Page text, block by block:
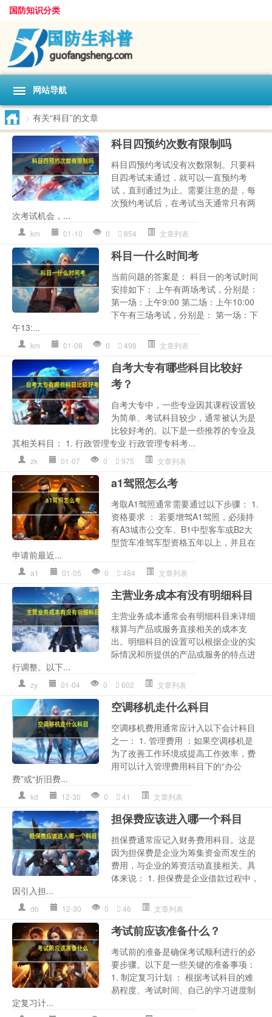
国防知识分类
网站导航
> 有关“科目”的文章
科目四预约次数有限制吗
科目四预约考试没有次数限制。只要科
目四考试未通过，就可以一直预约考
试，直到通过为止。需要注意的是，每
次预约考试后，在考试当天通常只有两
次考试机会，...
km 01-10 0 854 文章列表
科目一什么时间考
当前问题的答案是： 科目一的考试时间
安排如下： 上午有两场考试，分别是：
第一场：上午9:00 第二场：上午10:00
下午有三场考试，分别是： 第一场：下
午13:...
km 01-08 0 498 文章列表
自考大专有哪些科目比较好
考？
自考大专中，一些专业因其课程设置较
为简单、考试科目较少，通常被认为是
比较好考的。以下是一些推荐的专业及
其相关科目： 1. 行政管理专业 行政管理专科考...
zk 01-07 0 975 文章列表
a1驾照怎么考
考取A1驾照通常需要通过以下步骤： 1.
资格要求 ： 若要增驾A1驾照，必须持
有A3城市公交车、B1中型客车或B2大
型货车准驾车型资格五年以上，并且在
申请前最近...
a1 01-05 0 484 文章列表
主营业务成本有没有明细科目
主营业务成本通常会有明细科目来详细
核算与产品或服务直接相关的成本支
出。明细科目的设置可以根据企业的实
际情况和所提供的产品或服务的特点进
行调整。以下...
zy 01-04 0 602 文章列表
空调移机走什么科目
空调移机费用通常应计入以下会计科目
之一： 1. 管理费用 ：如果空调移机是
为了改善工作环境或提高工作效率，费
用可以计入管理费用科目下的“办公
费”或“折旧费...
kd 12-30 0 41 文章列表
担保费应该进入哪一个科目
担保费通常应记入财务费用科目。这是
因为担保费是企业为筹集资金而发生的
费用，与企业的筹资活动直接相关。具
体来说： 1. 担保费是企业借款过程中，
因引入担...
db 12-30 0 46 文章列表
考试前应该准备什么？
考试前的准备是确保考试顺利进行的必
要步骤。以下是一些关键的准备事项：
1. 制定复习计划 ： 根据考试科目的难
易程度、考试时间、自己的学习进度制
定复习计...